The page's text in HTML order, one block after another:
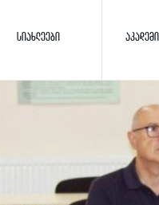
ᲡᲘᲐᲮᲚᲔᲔᲑᲘ